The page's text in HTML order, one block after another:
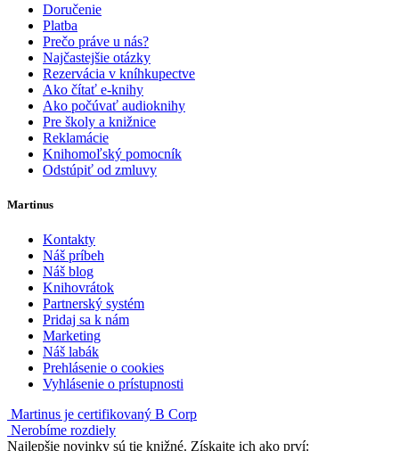
Doručenie
Platba
Prečo práve u nás?
Najčastejšie otázky
Rezervácia v kníhkupectve
Ako čítať e-knihy
Ako počúvať audioknihy
Pre školy a knižnice
Reklamácie
Knihomoľský pomocník
Odstúpiť od zmluvy
Martinus
Kontakty
Náš príbeh
Náš blog
Knihovrátok
Partnerský systém
Pridaj sa k nám
Marketing
Náš labák
Prehlásenie o cookies
Vyhlásenie o prístupnosti
Martinus je certifikovaný B Corp
Nerobíme rozdiely
Najlepšie novinky sú tie knižné. Získajte ich ako prví: